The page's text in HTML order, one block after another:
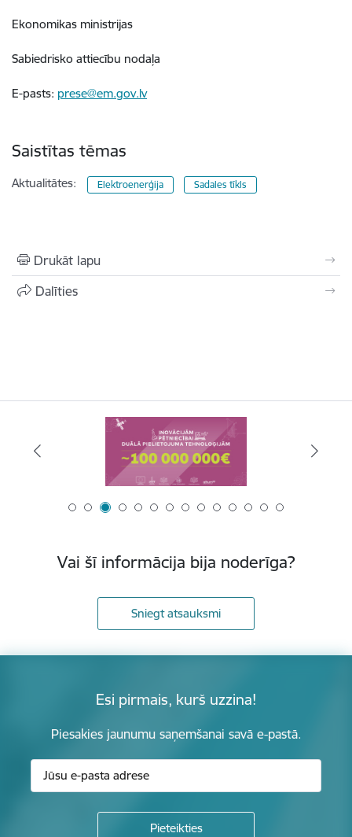
Ekonomikas ministrijas
Sabiedrisko attiecību nodaļa
E-pasts: prese@em.gov.lv
Saistītas tēmas
Aktualitātes: Elektroenerģija Sadales tīkls
Drukāt lapu
Dalīties
Vai šī informācija bija noderīga?
Sniegt atsauksmi
Esi pirmais, kurš uzzina!
Piesakies jaunumu saņemšanai savā e-pastā.